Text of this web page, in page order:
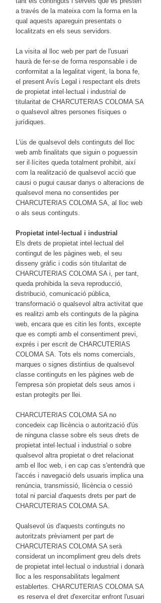
a través de la mateixa com la forma en la
qual aquests apareguin presentats o
localitzats en els seus servidors.
La visita al lloc web per part de l'usuari
haurà de fer-se de forma responsable i de
conformitat a la legalitat vigent, la bona fe,
el present Avís Legal i respectant els drets
de propietat intel·lectual i industrial de
titularitat de CHARCUTERIAS COLOMA SA
o qualsevol altres persones físiques o
jurídiques.
L'ús de qualsevol dels continguts del lloc
web amb finalitats que siguin o poguessin
ser il·lícites queda totalment prohibit, així
com la realització de qualsevol acció que
causi o pugui causar danys o alteracions de
qualsevol mena no consentides per
CHARCUTERIAS COLOMA SA, al lloc web
o als seus continguts.
Propietat intel·lectual i industrial
Els drets de propietat intel·lectual del
contingut de les pàgines web, el seu
disseny gràfic i codis són titularitat de
CHARCUTERIAS COLOMA SA i, per tant,
queda prohibida la seva reproducció,
distribució, comunicació pública,
transformació o qualsevol altra activitat que
es realitzi amb els continguts de la pàgina
web, encara que es citin les fonts, excepte
que es compti amb el consentiment previ,
exprés i per escrit de CHARCUTERIAS
COLOMA SA. Tots els noms comercials,
marques o signes distintius de qualsevol
classe continguts en les pàgines web de
l'empresa són propietat dels seus amos i
estan protegits per llei.
CHARCUTERIAS COLOMA SA no
concedeix cap llicència o autorització d'ús
de ninguna classe sobre els seus drets de
propietat intel·lectual i industrial o sobre
qualsevol altra propietat o dret relacionat
amb el lloc web, i en cap cas s'entendrà que
l'accés i navegació dels usuaris implica una
renúncia, transmissió, llicència o cessió
total ni parcial d'aquests drets per part de
CHARCUTERIAS COLOMA SA.
Qualsevol ús d'aquests continguts no
autoritzats prèviament per part de
CHARCUTERIAS COLOMA SA serà
considerat un incompliment greu dels drets
de propietat intel·lectual o industrial i donarà
lloc a les responsabilitats legalment
establertes. CHARCUTERIAS COLOMA SA
es reserva el dret d'exercitar enfront l'usuari